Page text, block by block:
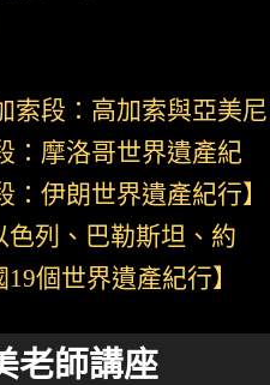
索段：高加索與亞美尼
：摩洛哥世界遺產紀
伊朗世界遺產紀行】
色列、巴勒斯坦、約
個世界遺產紀行】
老師講座